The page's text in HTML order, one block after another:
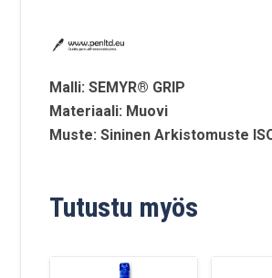
Malli: SEMYR® GRIP
Materiaali: Muovi
Muste: Sininen Arkistomuste
Tutustu myös